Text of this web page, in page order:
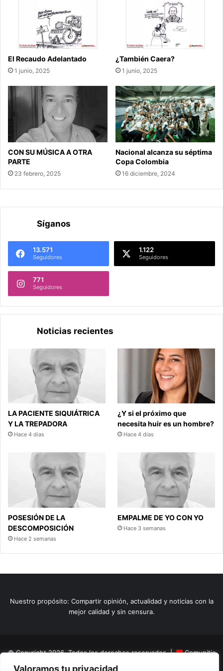
Valoramos tu privacidad
El Recaudo Adelantado
1 junio, 2025
¿También Caera?
1 junio, 2025
CON SU MÚSICA A OTRA
PARTE
23 febrero, 2025
Nacional alcanza su séptima
Copa Colombia
16 diciembre, 2024
Síganos
13.571
Seguidores
1.122
Seguidores
771
Seguidores
Noticias recientes
LA PACIENTE SIQUIÁTRICA
Y LA TREPADORA
Hace 4 días
¿Y si el próximo que
necesita huir es un hombre?
Hace 4 días
POSESIÓN DE LA
DESCOMPOSICIÓN
Hace 2 semanas
EMPALME DE YO CON YO
Hace 3 semanas
Nuestro propósito: Compartir opinión, actualidad y noticias con la
mejor calidad y sin censura.
© Copyright 2026, Todos los derechos reservados |
Comunitic
SAS BICNit 901228106